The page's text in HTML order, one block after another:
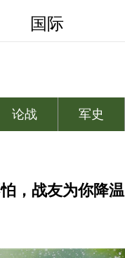
，战友为你降温